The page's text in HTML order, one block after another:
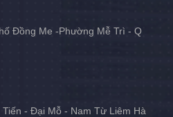
Đồng Me -Phường Mễ Trì - Q
- Đại Mỗ - Nam Từ Liêm Hà